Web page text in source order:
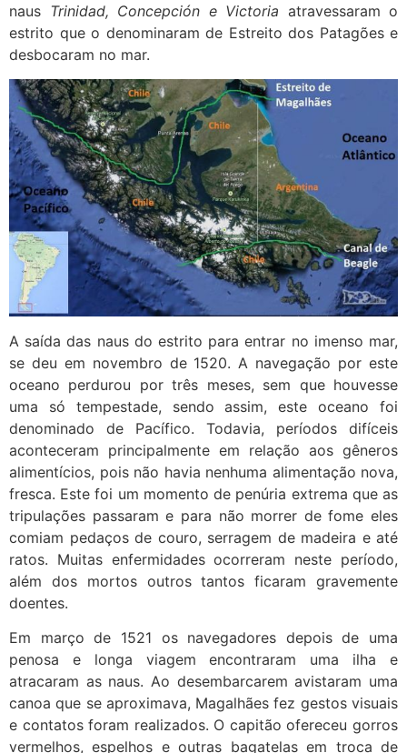
naus Trinidad, Concepción e Victoria atravessaram o
estrito que o denominaram de Estreito dos Patagões e
desbocaram no mar.
A saída das naus do estrito para entrar no imenso mar,
se deu em novembro de 1520. A navegação por este
oceano perdurou por três meses, sem que houvesse
uma só tempestade, sendo assim, este oceano foi
denominado de Pacífico. Todavia, períodos difíceis
aconteceram principalmente em relação aos gêneros
alimentícios, pois não havia nenhuma alimentação nova,
fresca. Este foi um momento de penúria extrema que as
tripulações passaram e para não morrer de fome eles
comiam pedaços de couro, serragem de madeira e até
ratos. Muitas enfermidades ocorreram neste período,
além dos mortos outros tantos ficaram gravemente
doentes.
Em março de 1521 os navegadores depois de uma
penosa e longa viagem encontraram uma ilha e
atracaram as naus. Ao desembarcarem avistaram uma
canoa que se aproximava, Magalhães fez gestos visuais
e contatos foram realizados. O capitão ofereceu gorros
vermelhos, espelhos e outras bagatelas em troca de